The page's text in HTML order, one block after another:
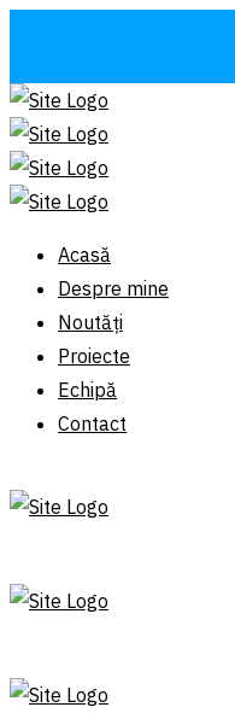
Acasă
Despre mine
Noutăți
Proiecte
Echipă
Contact